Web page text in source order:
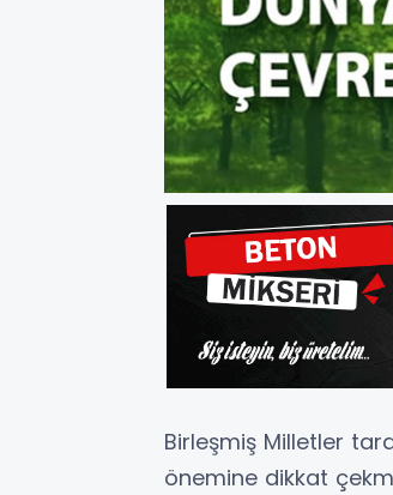
Birleşmiş Milletler
önemine dikkat